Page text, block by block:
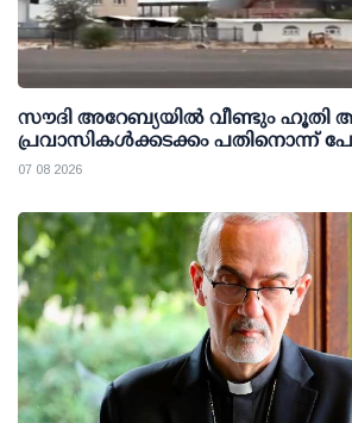
സൗദി അറേബ്യയില്‍ വീണ്ടും ഹൂതി
പ്രവാസികള്‍ക്കടക്കം പതിനൊന്ന്
07 08 2026